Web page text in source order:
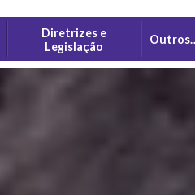
Diretrizes e
Legislação